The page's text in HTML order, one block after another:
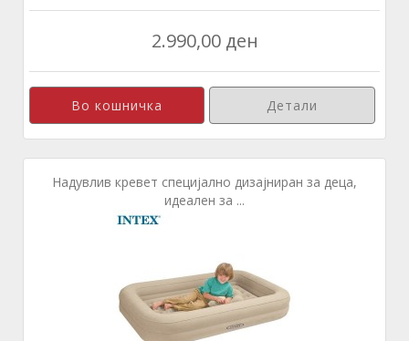
2.990,00 ден
Детали
Надувлив кревет специјално дизајниран за деца,
идеален за ...